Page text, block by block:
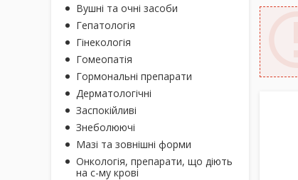
Вушні та очні засоби
Гепатологія
Гінекологія
Гомеопатія
Гормональні препарати
Дерматологічні
Заспокійливі
Знеболюючі
Мазі та зовнішні форми
Онкологія, препарати, що діють
на с-му крові